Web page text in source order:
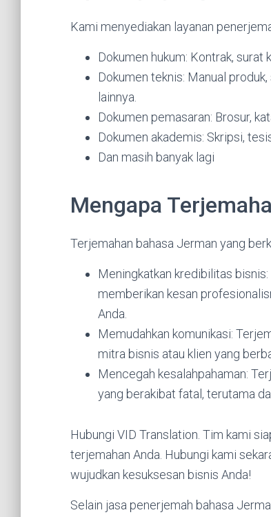
Kami menyediakan layanan
Dokumen hukum: Kontrak, surat
Dokumen teknis: Manual
lainnya.
Dokumen pemasaran: Brosur,
Dokumen akademis: Skripsi,
Dan masih banyak lagi
Mengapa
Terjemahan bahasa Jerman yang
Meningkatkan kredibilitas
memberikan kesan
Anda.
Memudahkan komunikasi:
mitra bisnis atau klien yang
Mencegah kesalahpahaman:
yang berakibat fatal, terutama
Hubungi VID Translation. Tim kami
terjemahan Anda. Hubungi kami
wujudkan kesuksesan bisnis Anda!
Selain jasa penerjemah bahasa